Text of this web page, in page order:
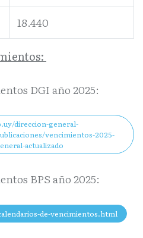
18.440
DGI año 2025:
direccion-general-
vencimientos-2025-
actualizado
BPS año 2025:
de-vencimientos.html